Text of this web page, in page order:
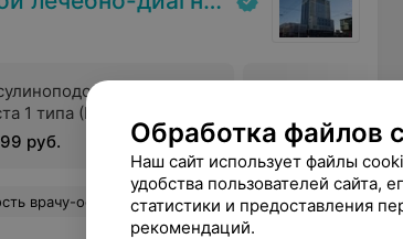
фактор
1 типа (IGF)
руб.
4,46 руб.
отношение к пациентам. Наблюдаюсь уже не первый год, врач всегда выслушает, всегда даст четкие рекомендации. Спасибо за теплый и грамотный прием. Еще
Обработка файлов
Наш сайт использует файлы
удобства пользователей сайта,
статистики и предоставления
рекомендаций.